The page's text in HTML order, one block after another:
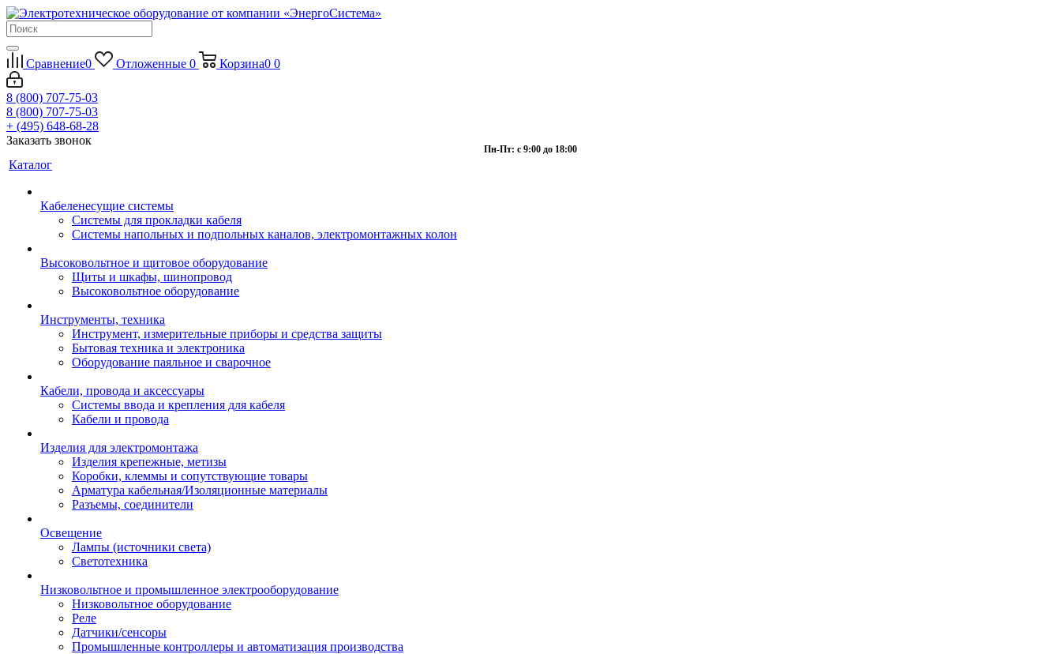
Сравнение0 Отложенные 0 Корзина0 0
8 (800) 707-75-03
8 (800) 707-75-03
+ (495) 648-68-28
Заказать звонок
Пн-Пт: с 9:00 до 18:00
Каталог
Кабеленесущие системы
Системы для прокладки кабеля
Системы напольных и подпольных каналов, электромонтажных колон
Высоковольтное и щитовое оборудование
Щиты и шкафы, шинопровод
Высоковольтное оборудование
Инструменты, техника
Инструмент, измерительные приборы и средства защиты
Бытовая техника и электроника
Оборудование паяльное и сварочное
Кабели, провода и аксессуары
Системы ввода и крепления для кабеля
Кабели и провода
Изделия для электромонтажа
Изделия крепежные, метизы
Коробки, клеммы и сопутствующие товары
Арматура кабельная/Изоляционные материалы
Разъемы, соединители
Освещение
Лампы (источники света)
Светотехника
Низковольтное и промышленное электрооборудование
Низковольтное оборудование
Реле
Датчики/сенсоры
Промышленные контроллеры и автоматизация производства